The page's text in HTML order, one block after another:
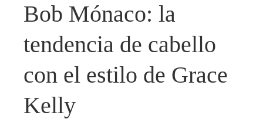
Bob Mónaco: la
tendencia de cabello
con el estilo de Grace
Kelly